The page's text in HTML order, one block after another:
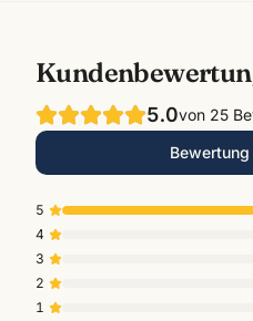
5.0von 25
5
4
3
2
1